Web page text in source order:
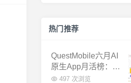
热门推荐
QuestMobile六月AI
原生App月活榜：豆
包3.8亿断层第一，
497 次浏览